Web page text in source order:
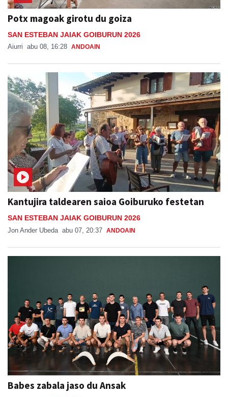
Potx magoak girotu du goiza
SAN ESTEBAN JAIAK GOIBURUN 2026
Aiurri abu 08, 16:28 ANDOAIN
Kantujira taldearen saioa Goiburuko festetan
SAN ESTEBAN JAIAK GOIBURUN 2026
Jon Ander Ubeda abu 07, 20:37 ANDOAIN
Babes zabala jaso du Ansak